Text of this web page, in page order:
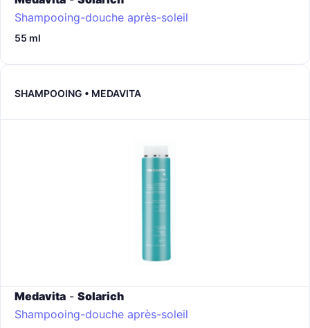
Shampooing-douche après-soleil
55 ml
SHAMPOOING • MEDAVITA
Medavita - Solarich
Shampooing-douche après-soleil